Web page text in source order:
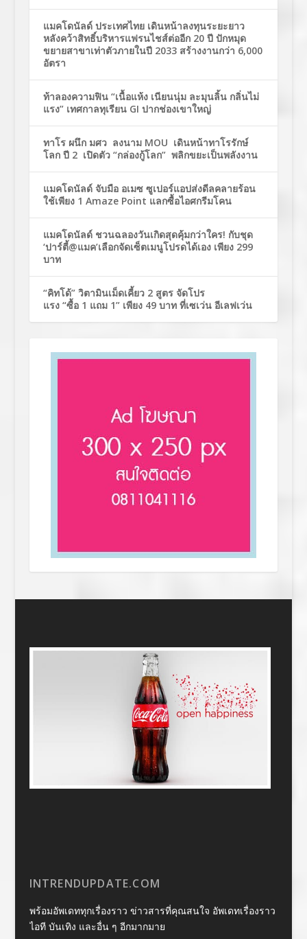
แมคโดนัลด์ ประเทศไทย เดินหน้าลงทุนระยะยาว
หลังคว้าสิทธิ์บริหารแฟรนไชส์ต่ออีก 20 ปี ปักหมุด
ขยายสาขาเท่าตัวภายในปี 2033 สร้างงานกว่า 6,000
อัตรา
ท้าลองความฟิน “เนื้อแห้ง เนียนนุ่ม ละมุนลิ้น กลิ่นไม่
แรง” เทศกาลทุเรียน GI ปากช่องเขาใหญ่
ทาโร ผนึก มศว ลงนาม MOU เดินหน้าทาโรรักษ์
โลก ปี 2 เปิดตัว “กล่องกู้โลก” พลิกขยะเป็นพลังงาน
แมคโดนัลด์ จับมือ อเมซ ซูเปอร์แอปส่งดีลคลายร้อน
ใช้เพียง 1 Amaze Point แลกซื้อไอศกรีมโคน
แมคโดนัลด์ ชวนฉลองวันเกิดสุดคุ้มกว่าใคร! กับชุด
‘ปาร์ตี้@แมค’เลือกจัดเซ็ตเมนูโปรดได้เอง เพียง 299
บาท
“คิทโด้” วิตามินเม็ดเคี้ยว 2 สูตร จัดโปร
แรง “ซื้อ 1 แถม 1” เพียง 49 บาท ที่เซเว่น อีเลฟเว่น
INTRENDUPDATE.COM
พร้อมอัพเดททุกเรื่องราว ข่าวสารที่คุณสนใจ อัพเดทเรื่องราว
ไอที บันเทิง และอื่น ๆ อีกมากมาย